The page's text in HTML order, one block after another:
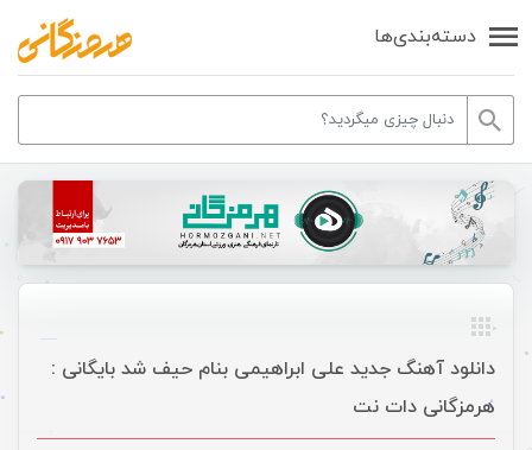
دسته‌بندی‌ها
دانلود آهنگ جدید علی ابراهیمی بنام حیف شد بایگانی :
هرمزگانی دات نت